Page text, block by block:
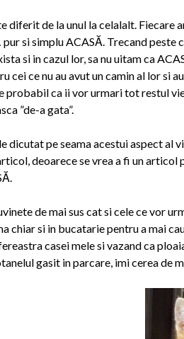
diferit de la unul la celalalt. Fiecare
pur si simplu ACASĂ. Trecand
si in cazul lor, sa nu uitam ca
cei ce nu au avut un camin al lor si
probabil ca ii vor urmari tot restul
”de-a gata”.
dicutat pe seama acestui aspect al
deoarece se vrea a fi un
de mai sus cat si cele ce vor
chiar si in bucatarie pentru a mai
casei mele si vazand ca
gasit in parcare, imi cerea de